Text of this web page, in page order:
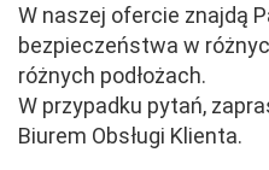
W naszej ofercie znajdą
bezpieczeństwa w
różnych podłożach.
W przypadku pytań,
Biurem Obsługi Klienta.